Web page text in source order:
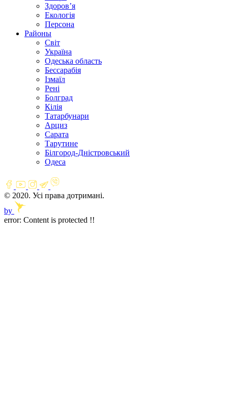
Здоров’я
Екологія
Персона
Районы
Світ
Україна
Одеська область
Бессарабія
Ізмаїл
Рені
Болград
Кілія
Татарбунари
Арциз
Сарата
Тарутине
Білгород-Дністровський
Одеса
© 2020. Усі права дотримані.
by
error: Content is protected !!